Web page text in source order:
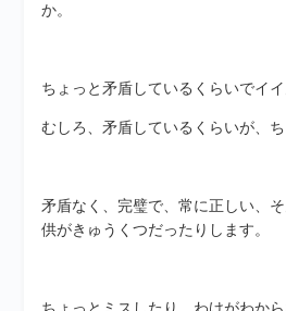
か。
ちょっと矛盾しているくらいでイイ
むしろ、矛盾しているくらいが、ち
矛盾なく、完璧で、常に正しい、
供がきゅうくつだったりします。